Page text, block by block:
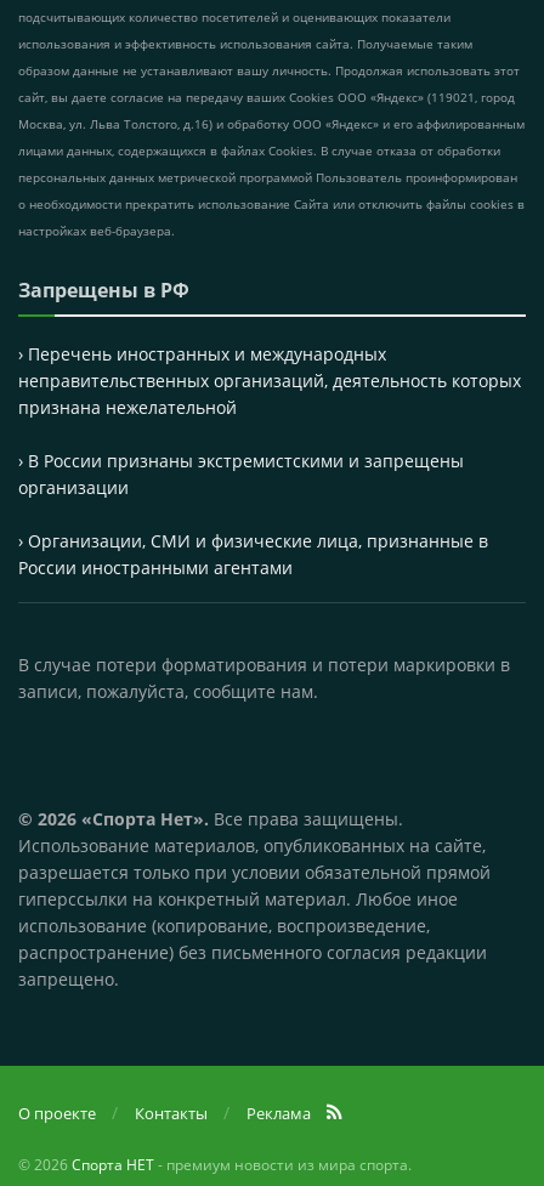
подсчитывающих количество посетителей и оценивающих показатели
использования и эффективность использования сайта. Получаемые таким
образом данные не устанавливают вашу личность. Продолжая использовать этот
сайт, вы даете согласие на передачу ваших Cookies ООО «Яндекс» (119021, город
Москва, ул. Льва Толстого, д.16) и обработку ООО «Яндекс» и его аффилированным
лицами данных, содержащихся в файлах Cookies. В случае отказа от обработки
персональных данных метрической программой Пользователь проинформирован
о необходимости прекратить использование Сайта или отключить файлы cookies в
настройках веб-браузера.
Запрещены в РФ
› Перечень иностранных и международных
неправительственных организаций, деятельность которых
признана нежелательной
› В России признаны экстремистскими и запрещены
организации
› Организации, СМИ и физические лица, признанные в
России иностранными агентами
В случае потери форматирования и потери маркировки в
записи, пожалуйста, сообщите нам.
© 2026 «Спорта Нет». Все права защищены.
Использование материалов, опубликованных на сайте,
разрешается только при условии обязательной прямой
гиперссылки на конкретный материал. Любое иное
использование (копирование, воспроизведение,
распространение) без письменного согласия редакции
запрещено.
О проекте Контакты Реклама
© 2026Спорта НЕТ- премиум новости из мира спорта.